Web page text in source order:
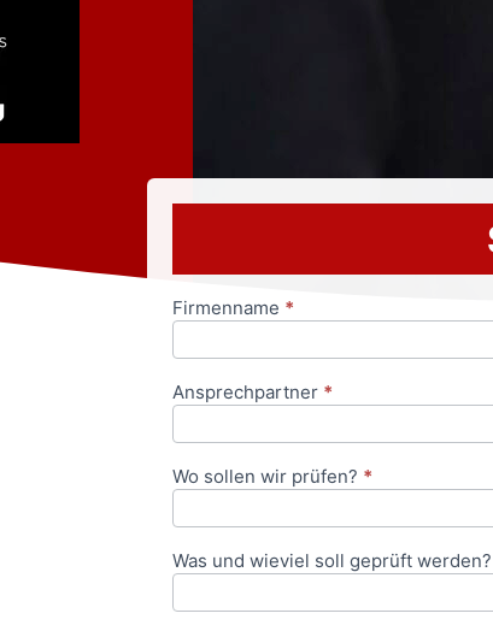
Anfrageformular
Firmenname *
Ansprechpartner *
Wo sollen wir prüfen? *
Was und wieviel soll geprüft werden?